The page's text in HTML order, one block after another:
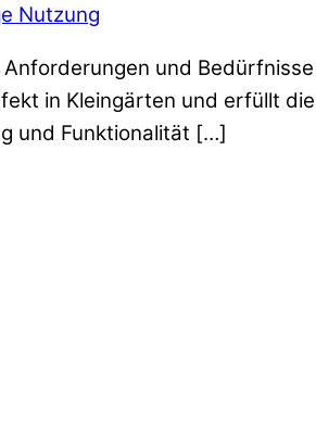
Nutzung
und
in Kleingärten und erfüllt
und Funktionalität […]